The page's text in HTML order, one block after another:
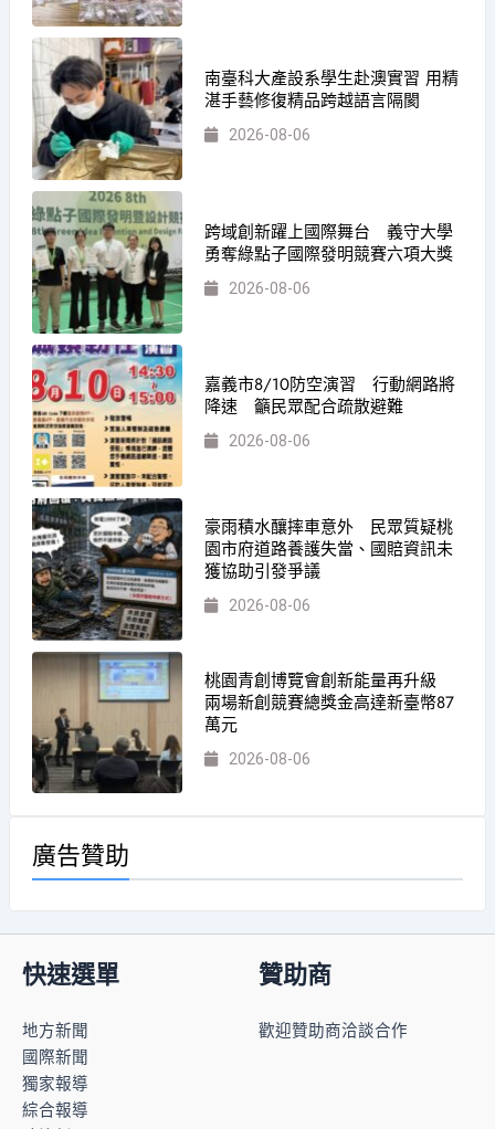
南臺科大產設系學生赴澳實習 用精
湛手藝修復精品跨越語言隔閡
2026-08-06
跨域創新躍上國際舞台 義守大學
勇奪綠點子國際發明競賽六項大獎
2026-08-06
嘉義市8/10防空演習 行動網路將
降速 籲民眾配合疏散避難
2026-08-06
豪雨積水釀摔車意外 民眾質疑桃
園市府道路養護失當、國賠資訊未
獲協助引發爭議
2026-08-06
桃園青創博覽會創新能量再升級
兩場新創競賽總獎金高達新臺幣87
萬元
2026-08-06
廣告贊助
快速選單
地方新聞
國際新聞
獨家報導
綜合報導
贊助商
歡迎贊助商洽談合作